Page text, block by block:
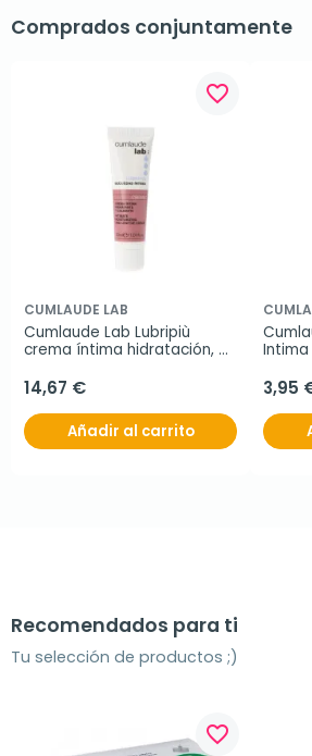
Comprados conjuntamente
favorite_border
CUMLAUDE LAB
Cumlaude Lab Lubripiù
crema íntima hidratación,
14,67 €
Añadir al carrito
Intima
3,95
Recomendados para ti
Tu selección de productos ;)
favorite_border